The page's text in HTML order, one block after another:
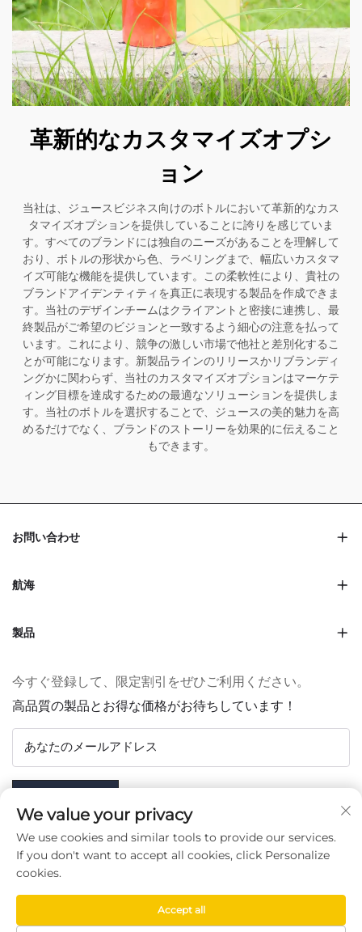
革新的なカスタマイズオプシ
ョン
当社は、ジュースビジネス向けのボトルにおいて革新的なカス
タマイズオプションを提供していることに誇りを感じていま
す。すべてのブランドには独自のニーズがあることを理解して
おり、ボトルの形状から色、ラベリングまで、幅広いカスタマ
イズ可能な機能を提供しています。この柔軟性により、貴社の
ブランドアイデンティティを真正に表現する製品を作成できま
す。当社のデザインチームはクライアントと密接に連携し、最
終製品がご希望のビジョンと一致するよう細心の注意を払って
います。これにより、競争の激しい市場で他社と差別化するこ
とが可能になります。新製品ラインのリリースかリブランディ
ングかに関わらず、当社のカスタマイズオプションはマーケテ
ィング目標を達成するための最適なソリューションを提供しま
す。当社のボトルを選択することで、ジュースの美的魅力を高
めるだけでなく、ブランドのストーリーを効果的に伝えること
もできます。
お問い合わせ
航海
製品
今すぐ登録して、限定割引をぜひご利用ください。
高品質の製品とお得な価格がお待ちしています！
あなたのメールアドレス
フォローする
We value your privacy
We use cookies and similar tools to provide our services.
If you don't want to accept all cookies, click Personalize
cookies.
Accept all